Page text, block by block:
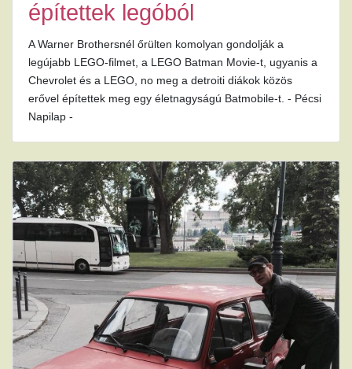
építettek legóból
A Warner Brothersnél őrülten komolyan gondolják a
legújabb LEGO-filmet, a LEGO Batman Movie-t, ugyanis a
Chevrolet és a LEGO, no meg a detroiti diákok közös
erővel építettek meg egy életnagyságú Batmobile-t. - Pécsi
Napilap -